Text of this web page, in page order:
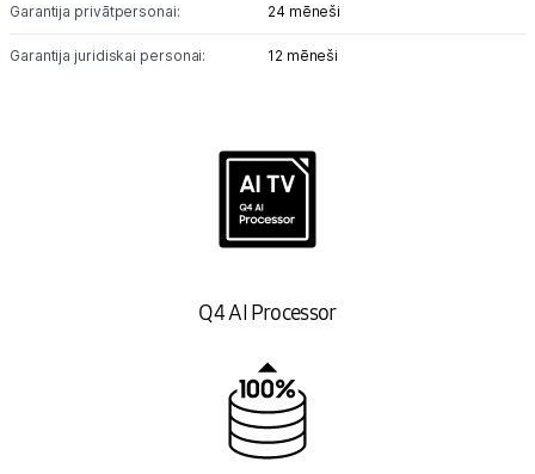
Garantija privātpersonai: 24 mēneši
Garantija juridiskai personai: 12 mēneši
Q4 AI Processor